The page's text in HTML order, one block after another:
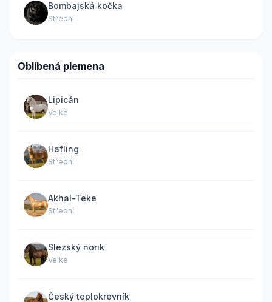
Bombajská kočka
Střední
Oblíbená plemena
Lipicán
Velké
Hafling
Střední
Akhal-Teke
Střední
Slezský norik
Velké
Český teplokrevník